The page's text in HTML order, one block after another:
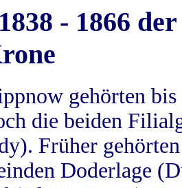
- 1866
gehörten
die beiden
Früher
Doderlage